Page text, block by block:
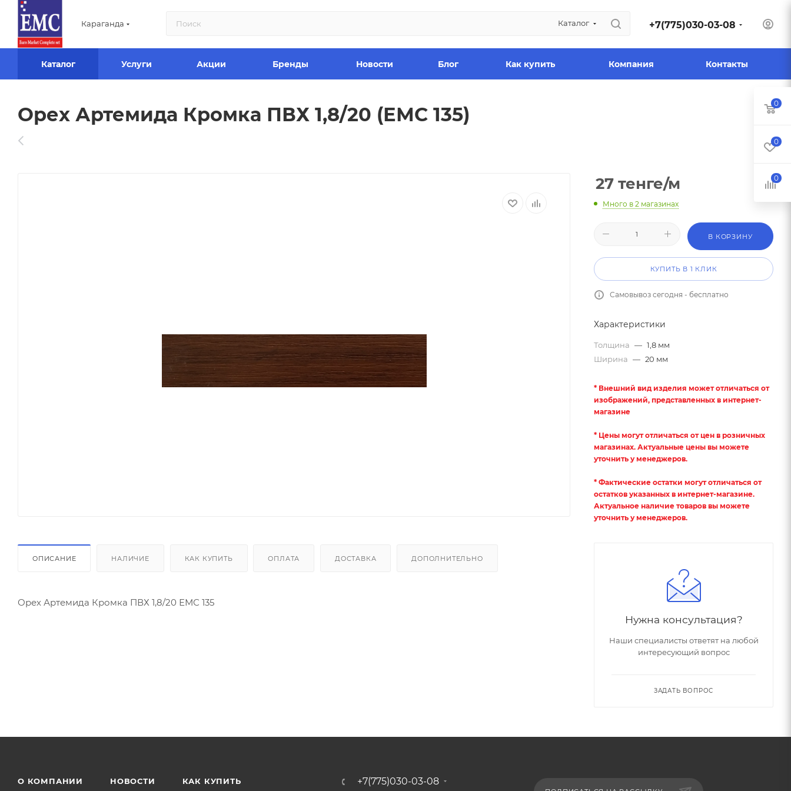
Караганда Каталог +7(775)030-03-08
Каталог Услуги Акции Бренды Новости Блог Как купить Компания Контакты
Орех Артемида Кромка ПВХ 1,8/20 (ЕМС 135)
ОПИСАНИЕ НАЛИЧИЕ КАК КУПИТЬ ОПЛАТА ДОСТАВКА ДОПОЛНИТЕЛЬНО
Орех Артемида Кромка ПВХ 1,8/20 ЕМС 135
27 тенге/м
Много в 2 магазинах
В КОРЗИНУ
КУПИТЬ В 1 КЛИК
Самовывоз сегодня - бесплатно
Характеристики
Толщина — 1,8 мм
Ширина — 20 мм
* Внешний вид изделия может отличаться от
изображений, представленных в интернет-
магазине
* Цены могут отличаться от цен в розничных
магазинах. Актуальные цены вы можете
уточнить у менеджеров.
* Фактические остатки могут отличаться от
остатков указанных в интернет-магазине.
Актуальное наличие товаров вы можете
уточнить у менеджеров.
Нужна консультация?
Наши специалисты ответят на любой
интересующий вопрос
ЗАДАТЬ ВОПРОС
О КОМПАНИИ НОВОСТИ КАК КУПИТЬ +7(775)030-03-08
0
0
0